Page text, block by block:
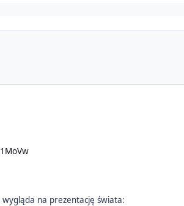
na prezentację świata: